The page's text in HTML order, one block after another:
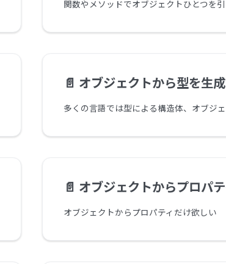
📄️ オブジェクトから型を生成する
📄️ オブジェクトからプロパティの型を生成する
オブジェクトからプロパティだけ欲しい